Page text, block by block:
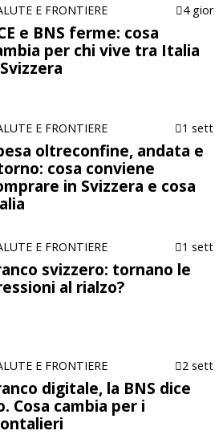
E FRONTIERE 4 gior
e BNS ferme: cosa
per chi vive tra Italia
E FRONTIERE 1 sett
oltreconfine, andata e
cosa conviene
in Svizzera e cosa
E FRONTIERE 1 sett
svizzero: tornano le
al rialzo?
E FRONTIERE 2 sett
digitale, la BNS dice
Cosa cambia per i